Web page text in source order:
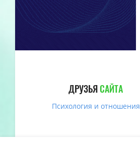
ДРУЗЬЯСАЙТА
Психология и отношения